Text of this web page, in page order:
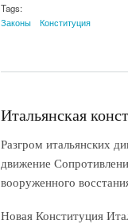
Tags:
Законы
Конституция
Итальянская
Разгром итальянских
движение
вооруженного
Новая Конституция